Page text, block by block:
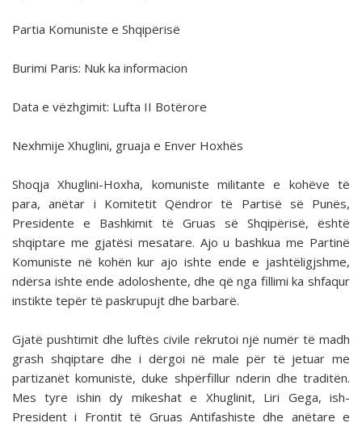
Partia Komuniste e Shqipërisë
Burimi Paris: Nuk ka informacion
Data e vëzhgimit: Lufta II Botërore
Nexhmije Xhuglini, gruaja e Enver Hoxhës
Shoqja Xhuglini-Hoxha, komuniste militante e kohëve të
para, anëtar i Komitetit Qëndror të Partisë së Punës,
Presidente e Bashkimit të Gruas së Shqipërisë, është
shqiptare me gjatësi mesatare. Ajo u bashkua me Partinë
Komuniste në kohën kur ajo ishte ende e jashtëligjshme,
ndërsa ishte ende adoloshente, dhe që nga fillimi ka shfaqur
instikte tepër të paskrupujt dhe barbarë.
Gjatë pushtimit dhe luftës civile rekrutoi një numër të madh
grash shqiptare dhe i dërgoi në male për të jetuar me
partizanët komunistë, duke shpërfillur nderin dhe traditën.
Mes tyre ishin dy mikeshat e Xhuglinit, Liri Gega, ish-
President i Frontit të Gruas Antifashiste dhe anëtare e